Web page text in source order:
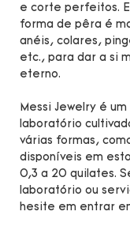
e corte perfeitos.
forma de pêra é
anéis, colares,
etc., para dar a si
eterno.
Messi Jewelry é
laboratório
várias formas,
disponíveis em
0,3 a 20 quilates.
laboratório ou
hesite em entrar